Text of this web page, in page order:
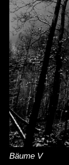
Bäume V